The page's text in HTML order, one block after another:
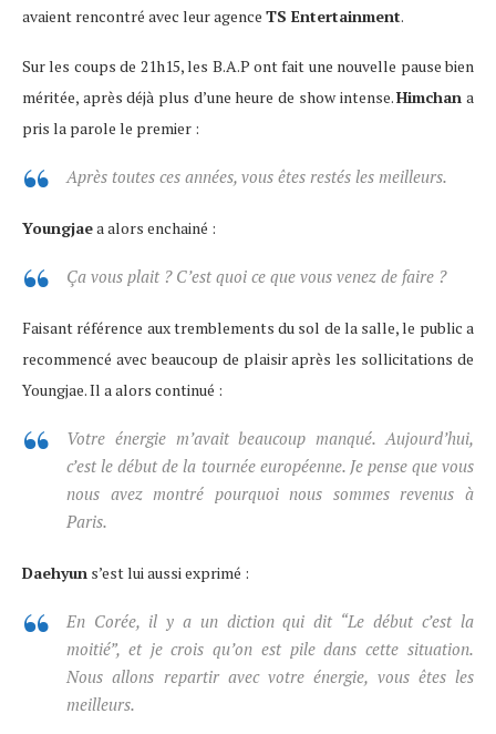
avaient rencontré avec leur agence TS Entertainment.
Sur les coups de 21h15, les B.A.P ont fait une nouvelle pause bien
méritée, après déjà plus d’une heure de show intense.Himchan a
pris la parole le premier :
Après toutes ces années, vous êtes restés les meilleurs.
Youngjaea alors enchainé :
Ça vous plait ? C’est quoi ce que vous venez de faire ?
Faisant référence aux tremblements du sol de la salle, le public a
recommencé avec beaucoup de plaisir après les sollicitations de
Youngjae. Il a alors continué :
Votre énergie m’avait beaucoup manqué. Aujourd’hui,
c’est le début de la tournée européenne. Je pense que vous
nous avez montré pourquoi nous sommes revenus à
Paris.
Daehyun s’est lui aussi exprimé :
En Corée, il y a un diction qui dit “Le début c’est la
moitié”, et je crois qu’on est pile dans cette situation.
Nous allons repartir avec votre énergie, vous êtes les
meilleurs.